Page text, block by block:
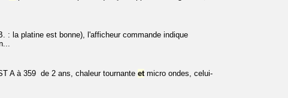
: la platine est bonne), l'afficheur commande indique
A à 359  de 2 ans, chaleur tournante etmicro ondes, celui-